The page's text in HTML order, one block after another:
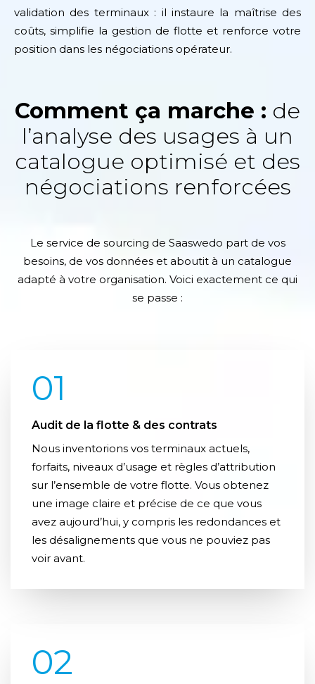
validation des terminaux : il instaure la maîtrise des
coûts, simplifie la gestion de flotte et renforce votre
position dans les négociations opérateur.
Comment ça marche : de
l’analyse des usages à un
catalogue optimisé et des
négociations renforcées
Le service de sourcing de Saaswedo part de vos
besoins, de vos données et aboutit à un catalogue
adapté à votre organisation. Voici exactement ce qui
se passe :
01
Audit de la flotte & des contrats
Nous inventorions vos terminaux actuels,
forfaits, niveaux d’usage et règles d’attribution
sur l’ensemble de votre flotte. Vous obtenez
une image claire et précise de ce que vous
avez aujourd’hui, y compris les redondances et
les désalignements que vous ne pouviez pas
voir avant.
02